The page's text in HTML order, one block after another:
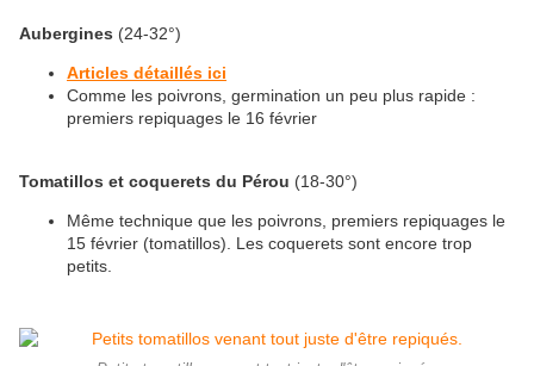
Aubergines (24-32°)
Articles détaillés ici
Comme les poivrons, germination un peu plus rapide :
premiers repiquages le 16 février
Tomatillos et coquerets du Pérou (18-30°)
Même technique que les poivrons, premiers repiquages le
15 février (tomatillos). Les coquerets sont encore trop
petits.